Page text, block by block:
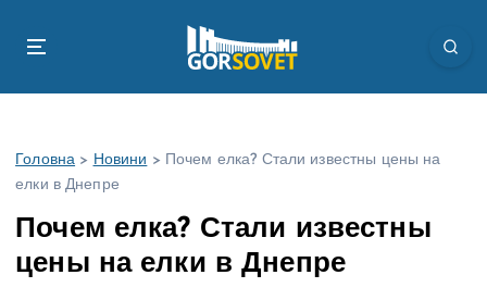
Головна > Новини >
Почем елка? Стали известны цены на
елки в Днепре
Почем елка? Стали известны
цены на елки в Днепре